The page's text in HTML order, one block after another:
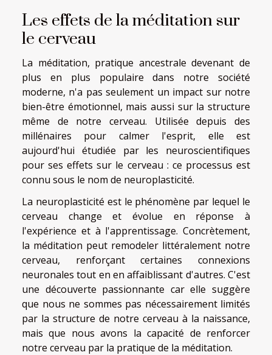
Les effets de la méditation sur
le cerveau
La méditation, pratique ancestrale devenant de
plus en plus populaire dans notre société
moderne, n'a pas seulement un impact sur notre
bien-être émotionnel, mais aussi sur la structure
même de notre cerveau. Utilisée depuis des
millénaires pour calmer l'esprit, elle est
aujourd'hui étudiée par les neuroscientifiques
pour ses effets sur le cerveau : ce processus est
connu sous le nom de neuroplasticité.
La neuroplasticité est le phénomène par lequel le
cerveau change et évolue en réponse à
l'expérience et à l'apprentissage. Concrètement,
la méditation peut remodeler littéralement notre
cerveau, renforçant certaines connexions
neuronales tout en en affaiblissant d'autres. C'est
une découverte passionnante car elle suggère
que nous ne sommes pas nécessairement limités
par la structure de notre cerveau à la naissance,
mais que nous avons la capacité de renforcer
notre cerveau par la pratique de la méditation.